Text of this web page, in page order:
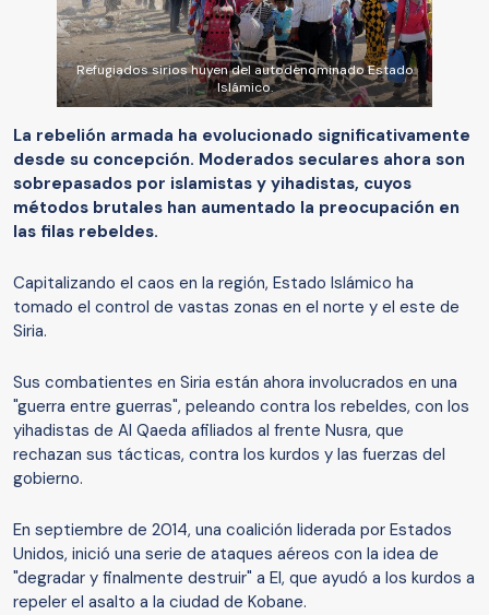
Refugiados sirios huyen del autodenominado Estado
Islámico.
La rebelión armada ha evolucionado significativamente
desde su concepción. Moderados seculares ahora son
sobrepasados por islamistas y yihadistas, cuyos
métodos brutales han aumentado la preocupación en
las filas rebeldes.
Capitalizando el caos en la región, Estado Islámico ha
tomado el control de vastas zonas en el norte y el este de
Siria.
Sus combatientes en Siria están ahora involucrados en una
"guerra entre guerras", peleando contra los rebeldes, con los
yihadistas de Al Qaeda afiliados al frente Nusra, que
rechazan sus tácticas, contra los kurdos y las fuerzas del
gobierno.
En septiembre de 2014, una coalición liderada por Estados
Unidos, inició una serie de ataques aéreos con la idea de
"degradar y finalmente destruir" a EI, que ayudó a los kurdos a
repeler el asalto a la ciudad de Kobane.